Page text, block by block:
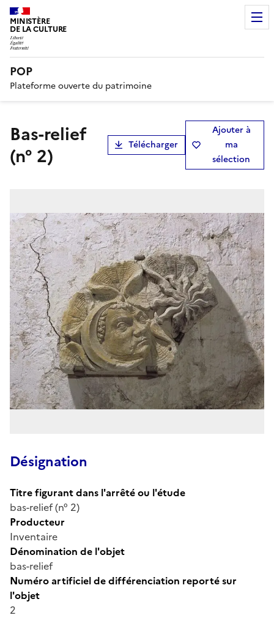
MINISTÈRE
DE LA CULTURE
POP
Plateforme ouverte du patrimoine
bas-relief
(n° 2)
Télécharger
Ajouter à
ma
sélection
Désignation
Titre figurant dans l'arrêté ou l'étude
bas-relief (n° 2)
Producteur
Inventaire
Dénomination de l'objet
bas-relief
Numéro artificiel de différenciation reporté sur
l'objet
2